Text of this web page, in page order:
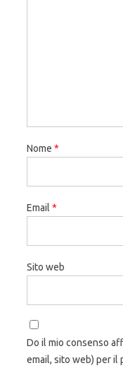
Nome *
Email *
Sito web
Do il mio consenso
email, sito web) per il